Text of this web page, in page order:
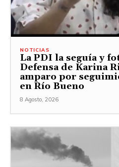
NOTICIAS
La PDI la seguía y
Defensa de Karina
amparo por
en Río Bueno
8 Agosto, 2026